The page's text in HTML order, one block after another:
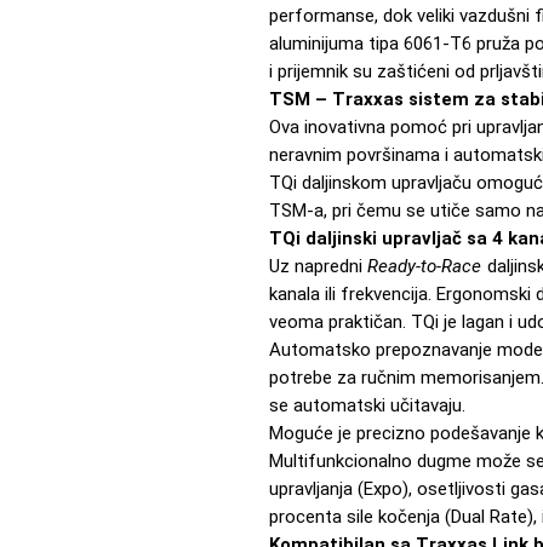
performanse, dok veliki vazdušni
aluminijuma tipa 6061-T6 pruža
i prijemnik su zaštićeni od
TSM – Traxxas sistem za
Ova inovativna pomoć pri
neravnim površinama i
TQi daljinskom upravljaču
TSM-a, pri čemu se utiče samo
TQi daljinski upravljač sa 4
Uz napredni Ready-to-Race
kanala ili frekvencija.
veoma praktičan. TQi je lagan i
Automatsko prepoznavanje
potrebe za ručnim
se automatski učitavaju.
Moguće je precizno podešavanje
Multifunkcionalno dugme može
upravljanja (Expo), osetljivosti
procenta sile kočenja (Dual